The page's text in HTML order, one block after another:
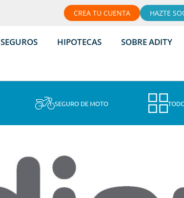
CREA TU CUENTA HAZTE
SEGUROS HIPOTECAS SOBRE ADITY
SEGURO DE MOTO